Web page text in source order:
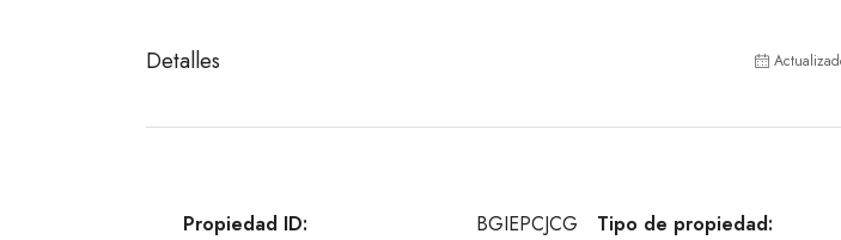
Detalles
Propiedad ID: BGIEPCJCG Tipo de propiedad: